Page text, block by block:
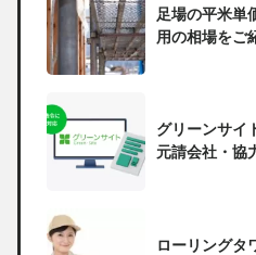
足場の平米単
用の相場をご
グリーンサイ
元請会社・協
ローリングタ